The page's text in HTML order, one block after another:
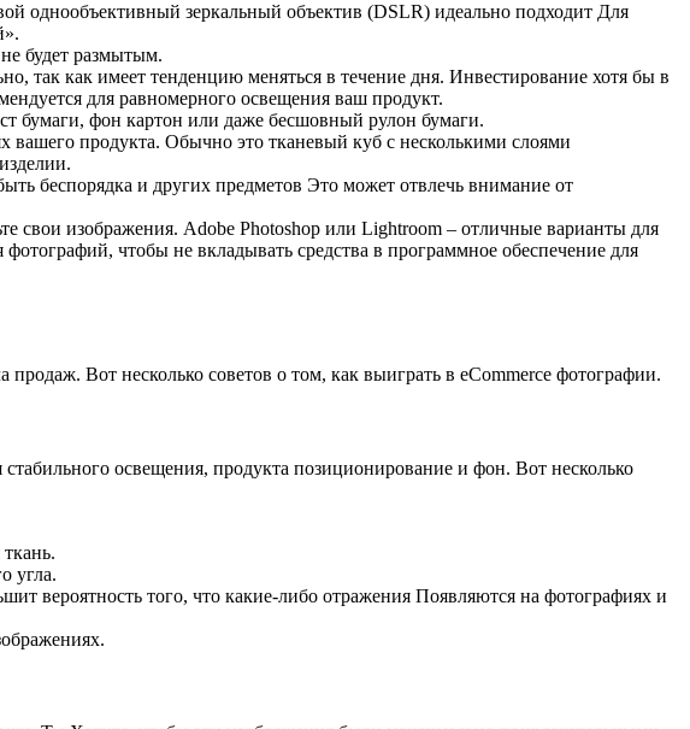
однообъективный зеркальный объектив (DSLR) идеально подходит Для
будет размытым.
так как имеет тенденцию меняться в течение дня. Инвестирование хотя бы в
для равномерного освещения ваш продукт.
бумаги, фон картон или даже бесшовный рулон бумаги.
вашего продукта. Обычно это тканевый куб с несколькими слоями
беспорядка и других предметов Это может отвлечь внимание от
свои изображения. Adobe Photoshop или Lightroom – отличные варианты для
чтобы не вкладывать средства в программное обеспечение для
Вот несколько советов о том, как выиграть в eCommerce фотографии.
освещения, продукта позиционирование и фон. Вот несколько
угла.
вероятность того, что какие-либо отражения Появляются на фотографиях и